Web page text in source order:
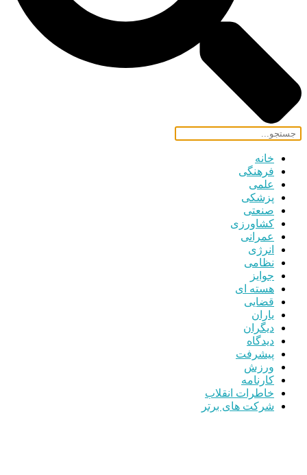
خانه
فرهنگی
علمی
پزشکی
صنعتی
کشاورزی
عمرانی
انرژی
نظامی
جوایز
هسته ای
قضایی
یاران
دیگران
دیدگاه
پیشرفت
ورزش
کارنامه
خاطرات انقلاب
شرکت های برتر